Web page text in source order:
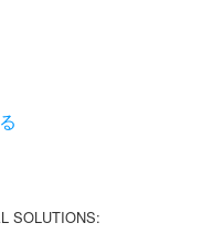
SOLUTIONS: